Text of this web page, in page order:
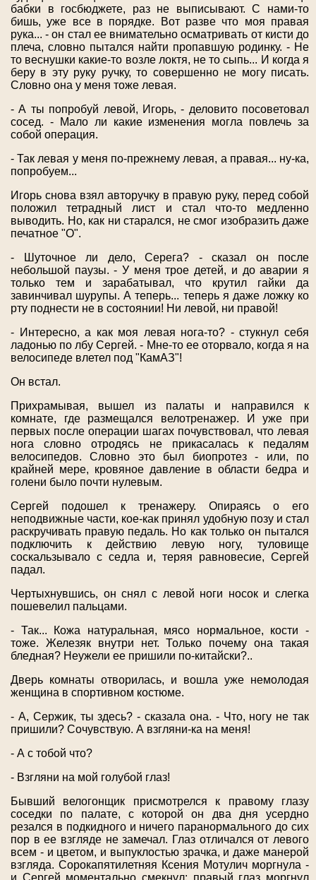
бабки в госбюджете, раз не выписывают. С нами-то
бишь, уже все в порядке. Вот разве что моя правая
рука... - он стал ее внимательно осматривать от кисти до
плеча, словно пытался найти пропавшую родинку. - Не
то веснушки какие-то возле локтя, не то сыпь... И когда я
беру в эту руку ручку, то совершенно не могу писать.
Словно она у меня тоже левая.
- А ты попробуй левой, Игорь, - деловито посоветовал
сосед. - Мало ли какие изменения могла повлечь за
собой операция.
- Так левая у меня по-прежнему левая, а правая... ну-ка,
попробуем...
Игорь снова взял авторучку в правую руку, перед собой
положил тетрадный лист и стал что-то медленно
выводить. Но, как ни старался, не смог изобразить даже
печатное "О".
- Шуточное ли дело, Серега? - сказал он после
небольшой паузы. - У меня трое детей, и до аварии я
только тем и зарабатывал, что крутил гайки да
завинчивал шурупы. А теперь... теперь я даже ложку ко
рту поднести не в состоянии! Ни левой, ни правой!
- Интересно, а как моя левая нога-то? - стукнул себя
ладонью по лбу Сергей. - Мне-то ее оторвало, когда я на
велосипеде влетел под "КамАЗ"!
Он встал.
Прихрамывая, вышел из палаты и направился к
комнате, где размещался велотренажер. И уже при
первых после операции шагах почувствовал, что левая
нога словно отродясь не прикасалась к педалям
велосипедов. Словно это был биопротез - или, по
крайней мере, кровяное давление в области бедра и
голени было почти нулевым.
Сергей подошел к тренажеру. Опираясь о его
неподвижные части, кое-как принял удобную позу и стал
раскручивать правую педаль. Но как только он пытался
подключить к действию левую ногу, туловище
соскальзывало с седла и, теряя равновесие, Сергей
падал.
Чертыхнувшись, он снял с левой ноги носок и слегка
пошевелил пальцами.
- Так... Кожа натуральная, мясо нормальное, кости -
тоже. Железяк внутри нет. Только почему она такая
бледная? Неужели ее пришили по-китайски?..
Дверь комнаты отворилась, и вошла уже немолодая
женщина в спортивном костюме.
- А, Сержик, ты здесь? - сказала она. - Что, ногу не так
пришили? Сочувствую. А взгляни-ка на меня!
- А с тобой что?
- Взгляни на мой голубой глаз!
Бывший велогонщик присмотрелся к правому глазу
соседки по палате, с которой он два дня усердно
резался в подкидного и ничего паранормального до сих
пор в ее взгляде не замечал. Глаз отличался от левого
всем - и цветом, и выпуклостью зрачка, и даже манерой
взгляда. Сорокапятилетняя Ксения Мотулич моргнула -